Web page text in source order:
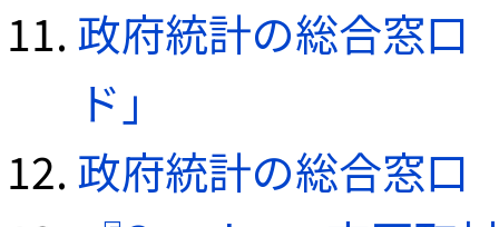
政府統計の総合窓口
ド」
政府統計の総合窓口